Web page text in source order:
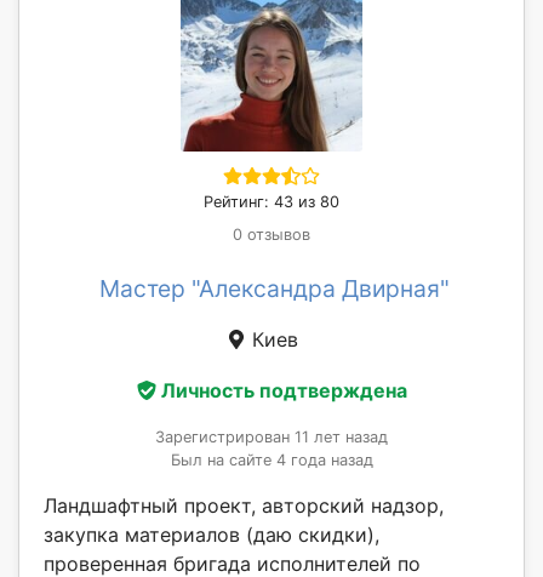
Рейтинг: 43 из 80
0 отзывов
Мастер "Александра Двирная"
Киев
Личность подтверждена
Зарегистрирован 11 лет назад
Был на сайте 4 года назад
Ландшафтный проект, авторский надзор,
закупка материалов (даю скидки),
проверенная бригада исполнителей по